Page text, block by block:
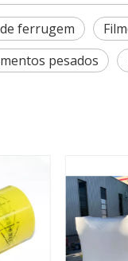
ferrugem
pesados